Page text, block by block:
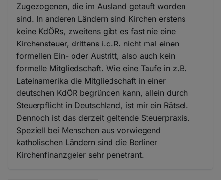
Zugezogenen, die im Ausland getauft worden
sind. In anderen Ländern sind Kirchen erstens
keine KdÖRs, zweitens gibt es fast nie eine
Kirchensteuer, drittens i.d.R. nicht mal einen
formellen Ein- oder Austritt, also auch kein
formelle Mitgliedschaft. Wie eine Taufe in z.B.
Lateinamerika die Mitgliedschaft in einer
deutschen KdÖR begründen kann, allein durch
Steuerpflicht in Deutschland, ist mir ein Rätsel.
Dennoch ist das derzeit geltende Steuerpraxis.
Speziell bei Menschen aus vorwiegend
katholischen Ländern sind die Berliner
Kirchenfinanzgeier sehr penetrant.